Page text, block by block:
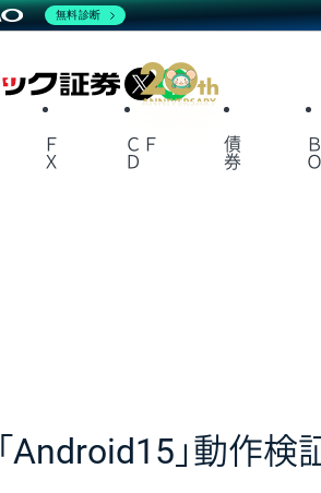
X
Ｆ
Ｘ
ＣＦ
Ｄ
債
券
Ｂ
Ｏ
「Android15」動作
無料診断